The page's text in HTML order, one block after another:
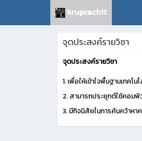
kruprachit
จุดประสงค์รายวิชา
จุดประสงค์รายวิชา
1.เพื่อให้เข้าใจพื้นฐานเทคโ
2.สามารถประยุกต์ใช้คอมพิ
3.มีกิจนิสัยในการค้นคว้าหา